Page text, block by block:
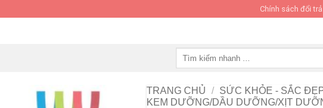
Chính sách đổi
TRANG CHỦ / SỨC KHỎE - SẮC
KEM DƯỠNG/DẦU DƯỠNG/XỊT